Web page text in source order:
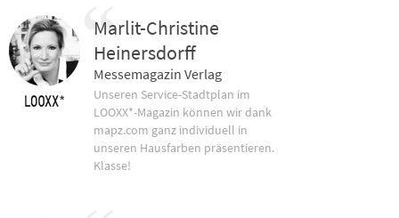
Marlit-Christine
Heinersdorff
Messemagazin Verlag
Unseren Service-Stadtplan im
LOOXX*-Magazin können wir dank
mapz.com ganz individuell in
unseren Hausfarben präsentieren.
Klasse!